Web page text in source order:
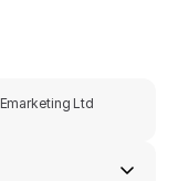
Ltd